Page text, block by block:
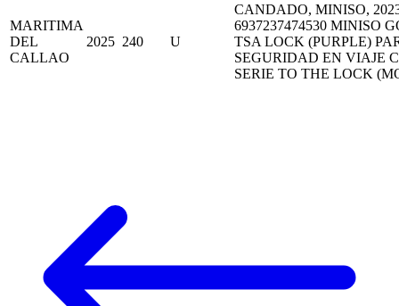
MARITIMA
DEL
CALLAO
2025 240 U
CANDADO, MINISO,
6937237474530 MINISO
TSA LOCK (PURPLE)
SEGURIDAD EN VIAJE
SERIE TO THE LOCK